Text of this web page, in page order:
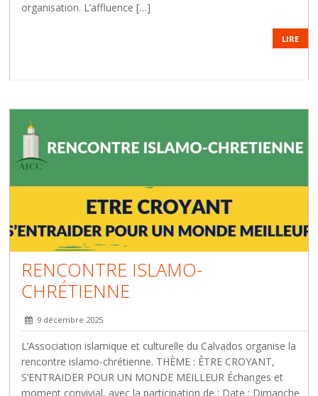
organisation. L’affluence […]
LIRE
RENCONTRE ISLAMO-
CHRÉTIENNE
9 décembre 2025
L’Association islamique et culturelle du Calvados organise la
rencontre islamo-chrétienne. THÈME : ÊTRE CROYANT,
S’ENTRAIDER POUR UN MONDE MEILLEUR Échanges et
moment convivial, avec la participation de : Date : Dimanche